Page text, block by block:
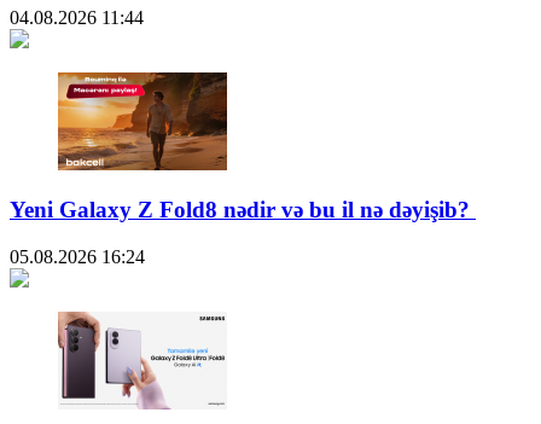
04.08.2026 11:44
Yeni Galaxy Z Fold8 nədir və bu il nə dəyişib?
05.08.2026 16:24